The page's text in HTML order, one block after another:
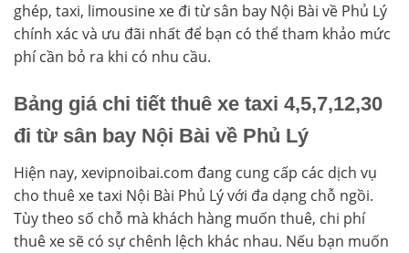
ghép, taxi, limousine xe đi từ sân bay Nội Bài về Phủ Lý
chính xác và ưu đãi nhất để bạn có thể tham khảo mức
phí cần bỏ ra khi có nhu cầu.
Bảng giá chi tiết thuê xe taxi 4,5,7,12,30
đi từ sân bay Nội Bài về Phủ Lý
Hiện nay, xevipnoibai.com đang cung cấp các dịch vụ
cho thuê xe taxi Nội Bài Phủ Lý với đa dạng chỗ ngồi.
Tùy theo số chỗ mà khách hàng muốn thuê, chi phí
thuê xe sẽ có sự chênh lệch khác nhau. Nếu bạn muốn